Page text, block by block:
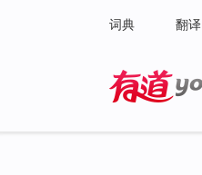
词典 翻译